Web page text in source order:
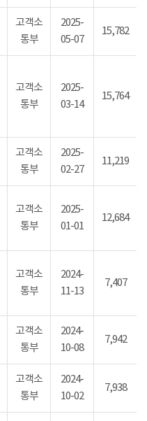
고객소
통부
2025-
05-07
15,782
고객소
통부
2025-
03-14
15,764
고객소
통부
2025-
02-27
11,219
고객소
통부
2025-
01-01
12,684
고객소
통부
2024-
11-13
7,407
고객소
통부
2024-
10-08
7,942
고객소
통부
2024-
10-02
7,938